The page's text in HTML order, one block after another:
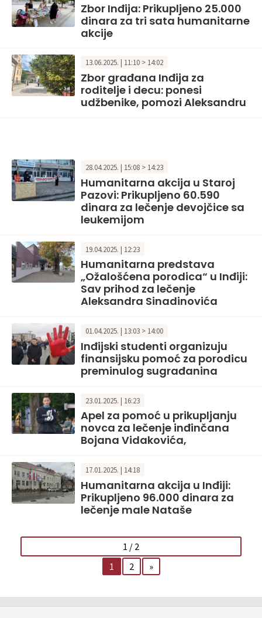
Zbor Inđija: Prikupljeno 25.000
dinara za tri sata humanitarne
akcije
13.06.2025. | 11:10 > 14:02
Zbor građana Inđija za
roditelje i decu: ponesi
udžbenike, pomozi Aleksandru
28.04.2025. | 15:08 > 14:23
Humanitarna akcija u Staroj
Pazovi: Prikupljeno 60.590
dinara za lečenje devojčice sa
leukemijom
19.04.2025. | 12:23
Humanitarna predstava
„Ožalošćena porodica“ u Inđiji:
Sav prihod za lečenje
Aleksandra Sinadinovića
01.04.2025. | 13:03 > 14:00
Inđijski studenti organizuju
finansijsku pomoć za porodicu
preminulog sugrađanina
23.01.2025. | 16:23
Apel za pomoć u prikupljanju
novca za lečenje inđinčana
Bojana Vidakovića,
17.01.2025. | 14:18
Humanitarna akcija u Inđiji:
Prikupljeno 96.000 dinara za
lečenje male Nataše
1 / 2
1
2 »